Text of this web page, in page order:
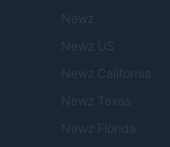
Newz
Newz US
Newz California
Newz Texas
Newz Florida